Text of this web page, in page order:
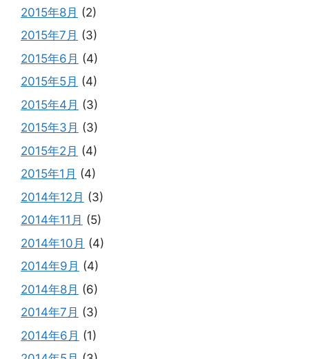
2015年8月 (2)
2015年7月 (3)
2015年6月 (4)
2015年5月 (4)
2015年4月 (3)
2015年3月 (3)
2015年2月 (4)
2015年1月 (4)
2014年12月 (3)
2014年11月 (5)
2014年10月 (4)
2014年9月 (4)
2014年8月 (6)
2014年7月 (3)
2014年6月 (1)